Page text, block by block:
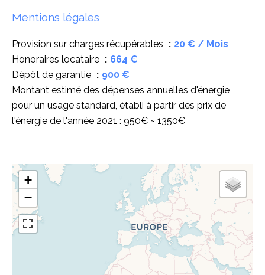
Mentions légales
Provision sur charges récupérables
20 € / Mois
Honoraires locataire
664 €
Dépôt de garantie
900 €
Montant estimé des dépenses annuelles d'énergie
pour un usage standard, établi à partir des prix de
l'énergie de l'année 2021 : 950€ ~ 1350€
+
−